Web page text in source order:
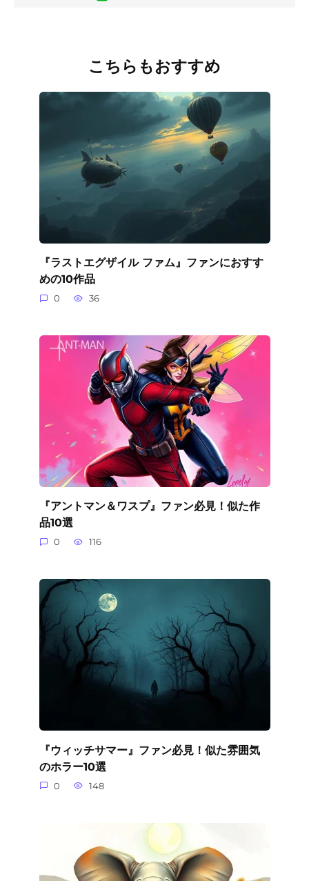
こちらもおすすめ
『ラストエグザイル ファム』ファンにおすす
めの10作品
0 36
『アントマン＆ワスプ』ファン必見！似た作
品10選
0 116
『ウィッチサマー』ファン必見！似た雰囲気
のホラー10選
0 148